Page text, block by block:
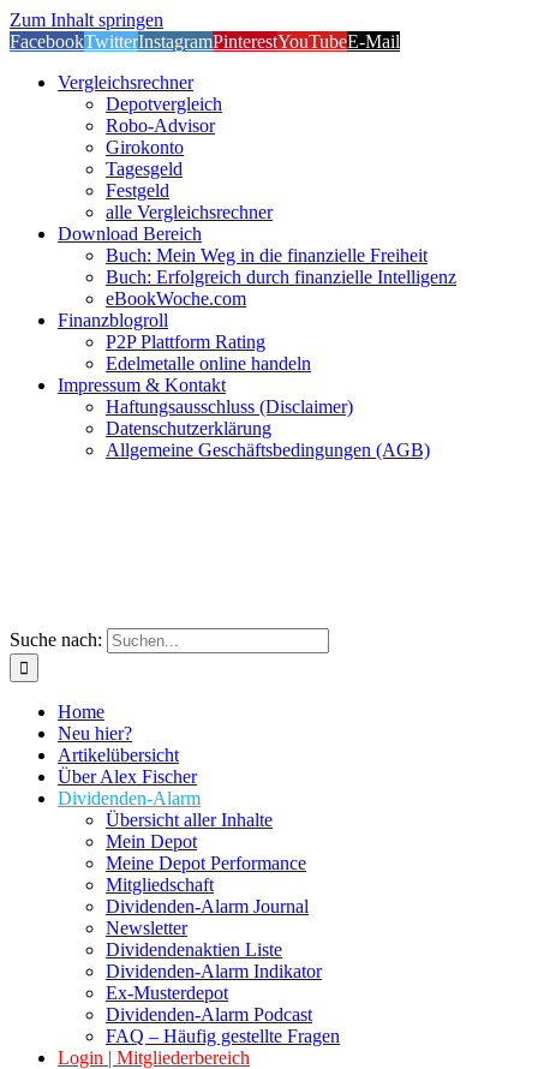
Zum Inhalt springen
FacebookTwitterInstagramPinterestYouTubeE-Mail
Vergleichsrechner
Depotvergleich
Robo-Advisor
Girokonto
Tagesgeld
Festgeld
alle Vergleichsrechner
Download Bereich
Buch: Mein Weg in die finanzielle Freiheit
Buch: Erfolgreich durch finanzielle Intelligenz
eBookWoche.com
Finanzblogroll
P2P Plattform Rating
Edelmetalle online handeln
Impressum & Kontakt
Haftungsausschluss (Disclaimer)
Datenschutzerklärung
Allgemeine Geschäftsbedingungen (AGB)
Suche nach:
Home
Neu hier?
Artikelübersicht
Über Alex Fischer
Dividenden-Alarm
Übersicht aller Inhalte
Mein Depot
Meine Depot Performance
Mitgliedschaft
Dividenden-Alarm Journal
Newsletter
Dividendenaktien Liste
Dividenden-Alarm Indikator
Ex-Musterdepot
Dividenden-Alarm Podcast
FAQ – Häufig gestellte Fragen
Login | Mitgliederbereich